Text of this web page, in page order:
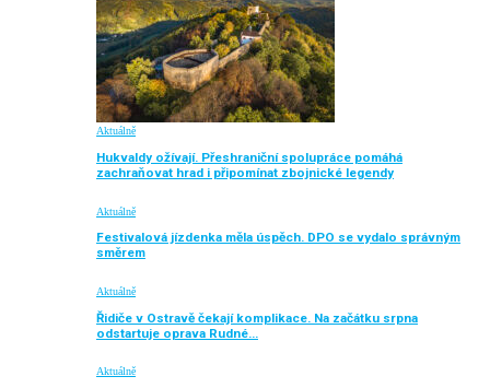
Aktuálně
Hukvaldy ožívají. Přeshraniční spolupráce pomáhá
zachraňovat hrad i připomínat zbojnické legendy
Aktuálně
Festivalová jízdenka měla úspěch. DPO se vydalo správným
směrem
Aktuálně
Řidiče v Ostravě čekají komplikace. Na začátku srpna
odstartuje oprava Rudné…
Aktuálně